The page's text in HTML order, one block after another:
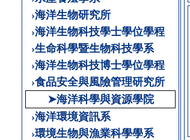
›海洋生物研究所
›海洋生物科技學士學位學程
›生命科學暨生物科技學系
›海洋生物科技博士學位學程
›食品安全與風險管理研究所
➤海洋科學與資源學院
›海洋環境資訊系
›環境生物與漁業科學學系